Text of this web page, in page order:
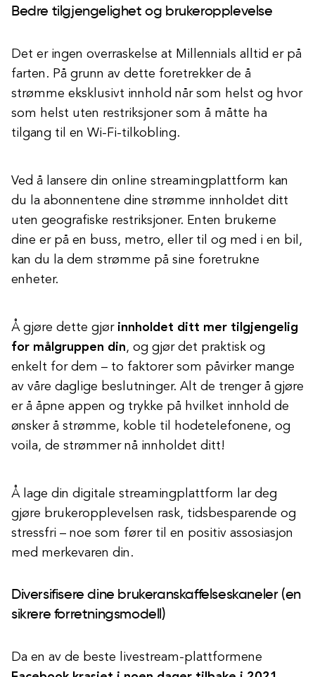
Bedre tilgjengelighet og brukeropplevelse
Det er ingen overraskelse at Millennials alltid er på
farten. På grunn av dette foretrekker de å
strømme eksklusivt innhold når som helst og hvor
som helst uten restriksjoner som å måtte ha
tilgang til en Wi-Fi-tilkobling.
Ved å lansere din online streamingplattform kan
du la abonnentene dine strømme innholdet ditt
uten geografiske restriksjoner. Enten brukerne
dine er på en buss, metro, eller til og med i en bil,
kan du la dem strømme på sine foretrukne
enheter.
Å gjøre dette gjør innholdet ditt mer tilgjengelig
for målgruppen din, og gjør det praktisk og
enkelt for dem – to faktorer som påvirker mange
av våre daglige beslutninger. Alt de trenger å gjøre
er å åpne appen og trykke på hvilket innhold de
ønsker å strømme, koble til hodetelefonene, og
voila, de strømmer nå innholdet ditt!
Å lage din digitale streamingplattform lar deg
gjøre brukeropplevelsen rask, tidsbesparende og
stressfri – noe som fører til en positiv assosiasjon
med merkevaren din.
Diversifisere dine brukeranskaffelseskaneler (en
sikrere forretningsmodell)
Da en av de beste livestream-plattformene